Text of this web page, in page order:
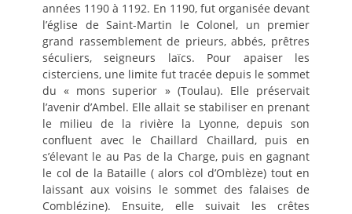
années 1190 à 1192. En 1190, fut organisée devant
l’église de Saint-Martin le Colonel, un premier
grand rassemblement de prieurs, abbés, prêtres
séculiers, seigneurs laïcs. Pour apaiser les
cisterciens, une limite fut tracée depuis le sommet
du « mons superior » (Toulau). Elle préservait
l’avenir d’Ambel. Elle allait se stabiliser en prenant
le milieu de la rivière la Lyonne, depuis son
confluent avec le Chaillard Chaillard, puis en
s’élevant le au Pas de la Charge, puis en gagnant
le col de la Bataille ( alors col d’Omblèze) tout en
laissant aux voisins le sommet des falaises de
Comblézine). Ensuite, elle suivait les crêtes